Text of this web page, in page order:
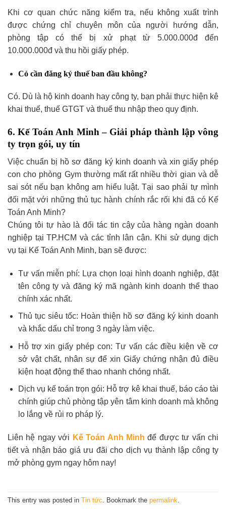
Khi cơ quan chức năng kiểm tra, nếu không xuất trình
được chứng chỉ chuyên môn của người hướng dẫn,
phòng tập có thể bị xử phạt từ 5.000.000đ đến
10.000.000đ và thu hồi giấy phép.
Có cần đăng ký thuế ban đầu không?
Có. Dù là hộ kinh doanh hay công ty, bạn phải thực hiện kê
khai thuế, thuế GTGT và thuế thu nhập theo quy định.
6. Kế Toán Anh Minh – Giải pháp thành lập vông
ty trọn gói, uy tín
Việc chuẩn bị hồ sơ đăng ký kinh doanh và xin giấy phép
con cho phòng Gym thường mất rất nhiều thời gian và dễ
sai sót nếu bạn không am hiểu luật. Tại sao phải tự mình
đối mặt với những thủ tục hành chính rắc rối khi đã có Kế
Toán Anh Minh?
Chúng tôi tự hào là đối tác tin cậy của hàng ngàn doanh
nghiệp tại TP.HCM và các tỉnh lân cận. Khi sử dụng dịch
vụ tại Kế Toán Anh Minh, bạn sẽ được:
Tư vấn miễn phí: Lựa chọn loại hình doanh nghiệp, đặt
tên công ty và đăng ký mã ngành kinh doanh thể thao
chính xác nhất.
Thủ tục siêu tốc: Hoàn thiện hồ sơ đăng ký kinh doanh
và khắc dấu chỉ trong 3 ngày làm việc.
Hỗ trợ xin giấy phép con: Tư vấn các điều kiện về cơ
sở vật chất, nhân sự để xin Giấy chứng nhận đủ điều
kiện hoạt động thể thao nhanh chóng nhất.
Dịch vụ kế toán trọn gói: Hỗ trợ kê khai thuế, báo cáo tài
chính giúp chủ phòng tập yên tâm kinh doanh mà không
lo lắng về rủi ro pháp lý.
Liên hệ ngay với Kế Toán Anh Minh để được tư vấn chi
tiết và nhận báo giá ưu đãi cho dịch vụ thành lập công ty
mở phòng gym ngay hôm nay!
This entry was posted in Tin tức. Bookmark the permalink.